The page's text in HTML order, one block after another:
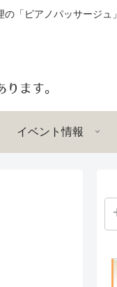
「ピアノパッサージュ」
イベント情報